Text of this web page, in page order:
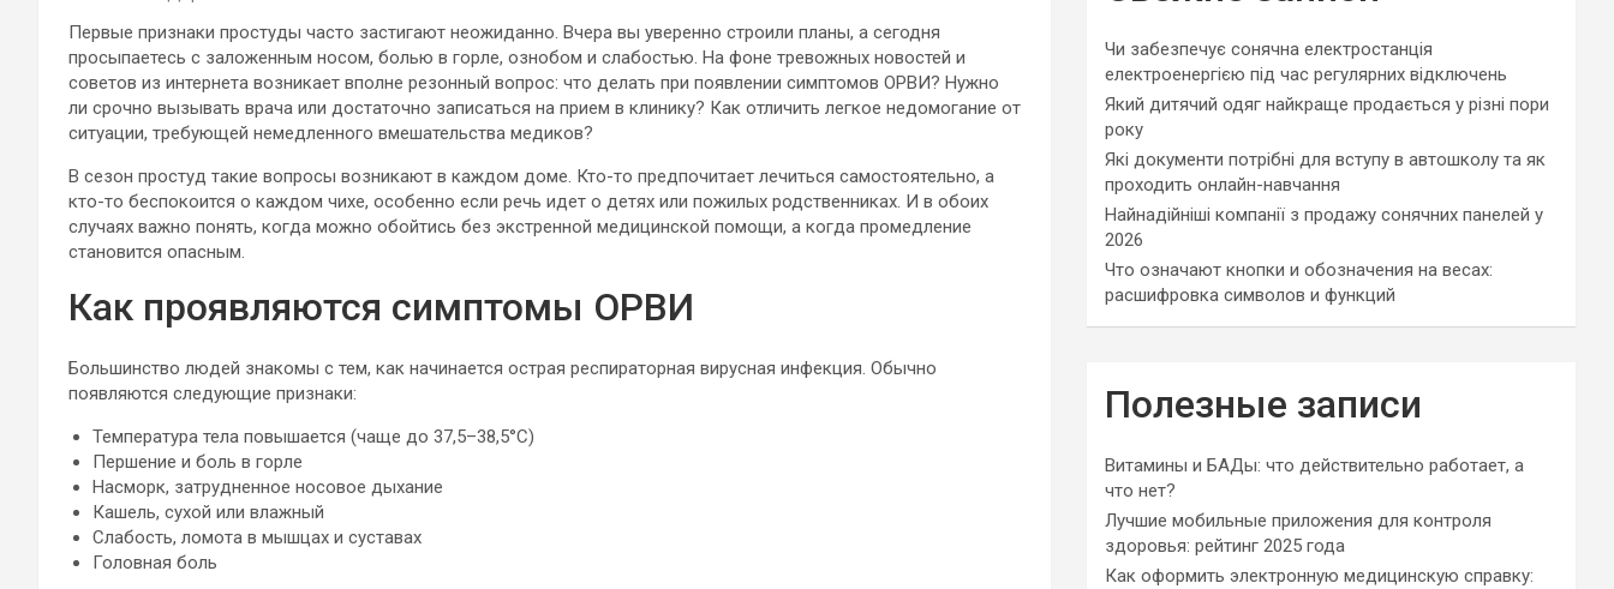
Первые признаки простуды часто застигают неожиданно. Вчера вы уверенно строили планы, а сегодня
просыпаетесь с заложенным носом, болью в горле, ознобом и слабостью. На фоне тревожных новостей и
советов из интернета возникает вполне резонный вопрос: что делать при появлении симптомов ОРВИ? Нужно
ли срочно вызывать врача или достаточно записаться на прием в клинику? Как отличить легкое недомогание от
ситуации, требующей немедленного вмешательства медиков?
В сезон простуд такие вопросы возникают в каждом доме. Кто-то предпочитает лечиться самостоятельно, а
кто-то беспокоится о каждом чихе, особенно если речь идет о детях или пожилых родственниках. И в обоих
случаях важно понять, когда можно обойтись без экстренной медицинской помощи, а когда промедление
становится опасным.
Как проявляются симптомы ОРВИ
Большинство людей знакомы с тем, как начинается острая респираторная вирусная инфекция. Обычно
появляются следующие признаки:
Температура тела повышается (чаще до 37,5–38,5°C)
Першение и боль в горле
Насморк, затрудненное носовое дыхание
Кашель, сухой или влажный
Слабость, ломота в мышцах и суставах
Головная боль
Чи забезпечує сонячна електростанція
електроенергією під час регулярних відключень
Який дитячий одяг найкраще продається у різні пори
року
Які документи потрібні для вступу в автошколу та як
проходить онлайн-навчання
Найнадійніші компанії з продажу сонячних панелей у
2026
Что означают кнопки и обозначения на весах:
расшифровка символов и функций
Полезные записи
Витамины и БАДы: что действительно работает, а
что нет?
Лучшие мобильные приложения для контроля
здоровья: рейтинг 2025 года
Как оформить электронную медицинскую справку: